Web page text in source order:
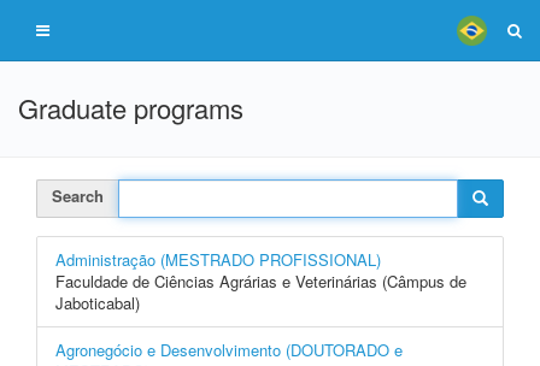
Graduate programs
Search
Administração (MESTRADO PROFISSIONAL)
Faculdade de Ciências Agrárias e Veterinárias (Câmpus de
Jaboticabal)
Agronegócio e Desenvolvimento (DOUTORADO e